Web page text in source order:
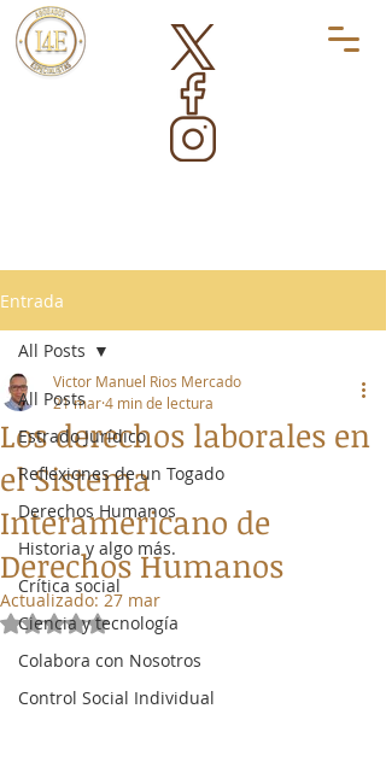
Entrada
All Posts
Estrado Jurídico
Reflexiones de un Togado
Derechos Humanos
Historia y algo más.
Crítica social
Ciencia y tecnología
Colabora con Nosotros
Control Social Individual
All Posts
Los derechos laborales en
el Sistema
Interamericano de
Derechos Humanos
Victor Manuel Rios Mercado
21 mar4 min de lectura
Actualizado:27 mar
Obtuvo NaN de 5 estrellas.